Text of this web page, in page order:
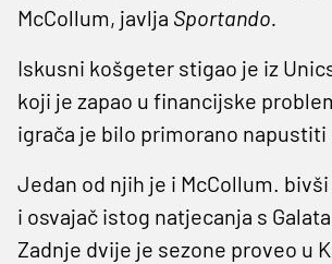
McCollum, javlja Sportando.
Iskusni košgeter stigao je iz
koji je zapao u financijske
igrača je bilo primorano napustiti
Jedan od njih je i McCollum. bivši
i osvajač istog natjecanja s
Zadnje dvije je sezone proveo u